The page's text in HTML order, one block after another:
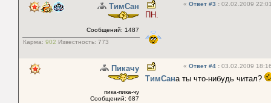
ТимСан
Сообщений: 1487
Карма: 902 Известность: 773
« Ответ #3 : 02.02.2009
ПН.
Пикачу
пика-пика-чу
Сообщений: 687
« Ответ #4 : 03.02.2009
ТимСана ты что-нибудь читал?